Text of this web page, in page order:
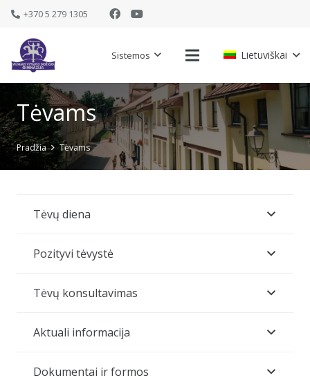
+370 5 279 1305
Sistemos Lietuviškai
Tėvams
Pradžia Tėvams
Tėvų diena
Pozityvi tėvystė
Tėvų konsultavimas
Aktuali informacija
Dokumentai ir formos